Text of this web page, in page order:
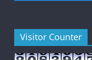
Visitor Counter